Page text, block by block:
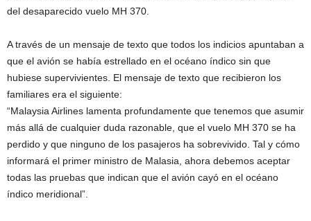
del desaparecido vuelo MH 370.
A través de un mensaje de texto que todos los indicios apuntaban a
que el avión se había estrellado en el océano índico sin que
hubiese supervivientes. El mensaje de texto que recibieron los
familiares era el siguiente:
“Malaysia Airlines lamenta profundamente que tenemos que asumir
más allá de cualquier duda razonable, que el vuelo MH 370 se ha
perdido y que ninguno de los pasajeros ha sobrevivido. Tal y cómo
informará el primer ministro de Malasia, ahora debemos aceptar
todas las pruebas que indican que el avión cayó en el océano
índico meridional”.